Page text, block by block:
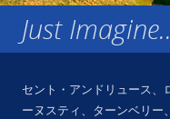
Just Imagine..
セント・アンドリュース
ーヌスティ、ターンベリー